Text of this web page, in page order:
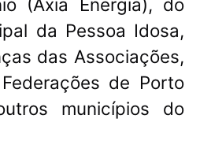
(Axia Energia), do
da Pessoa Idosa,
das Associações,
de Porto
municípios do